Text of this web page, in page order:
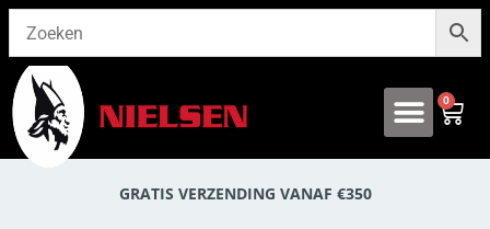
0
GRATIS VERZENDING VANAF €350